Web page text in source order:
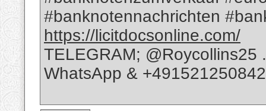
#banknotennachrichten
https://licitdocsonline.com/
TELEGRAM; @Roycollins25 .
WhatsApp &